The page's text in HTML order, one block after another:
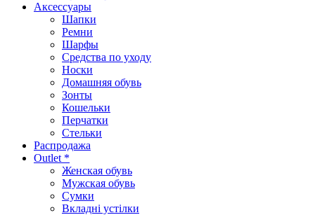
Аксеcсуары
Шапки
Ремни
Шарфы
Средства по уходу
Носки
Домашняя обувь
Зонты
Кошельки
Перчатки
Стельки
Распродажа
Outlet *
Женская обувь
Мужская обувь
Сумки
Вкладні устілки